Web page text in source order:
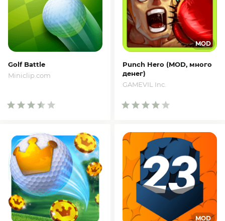
Golf Battle
Miniclip.com
Punch Hero (MOD, много
денег)
GAMEVIL Inc.